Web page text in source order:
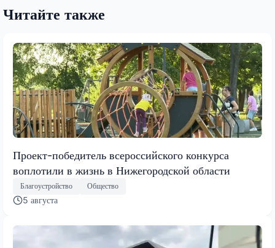
Читайте также
Проект-победитель всероссийского конкурса
воплотили в жизнь в Нижегородской области
Благоустройство Общество
5 августа